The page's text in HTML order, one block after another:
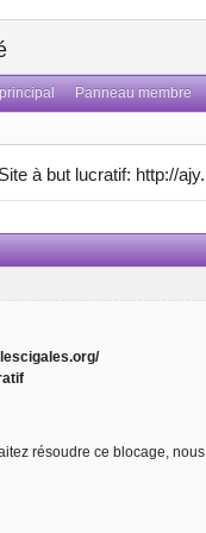
Panneau membre
Site à but lucratif: http://
résoudre ce blocage,